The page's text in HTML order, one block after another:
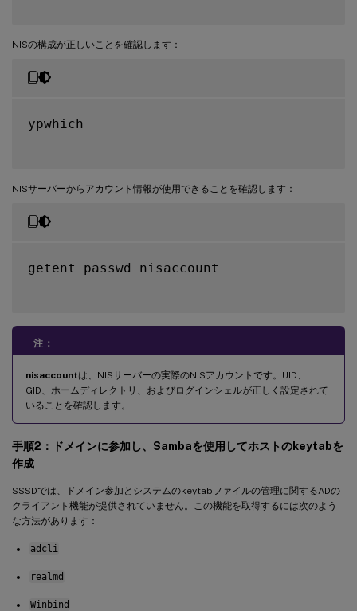
NISの構成が正しいことを確認します：
ypwhich
NISサーバーからアカウント情報が使用できることを確認します：
getent passwd nisaccount
注：
nisaccountは、NISサーバーの実際のNISアカウントです。UID、
GID、ホームディレクトリ、およびログインシェルが正しく設定されて
いることを確認します。
手順2：ドメインに参加し、Sambaを使用してホストのkeytabを
作成
SSSDでは、ドメイン参加とシステムのkeytabファイルの管理に関するADの
クライアント機能が提供されていません。この機能を取得するには次のよう
な方法があります：
adcli
realmd
Winbind